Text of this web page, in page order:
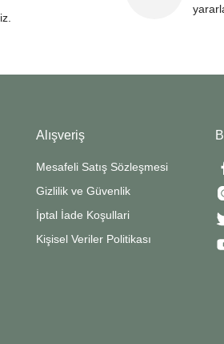
Alışveriş
Mesafeli Satış Sözleşmesi
Gizlilik ve Güvenlik
İptal İade Koşullari
Kişisel Veriler Politikası